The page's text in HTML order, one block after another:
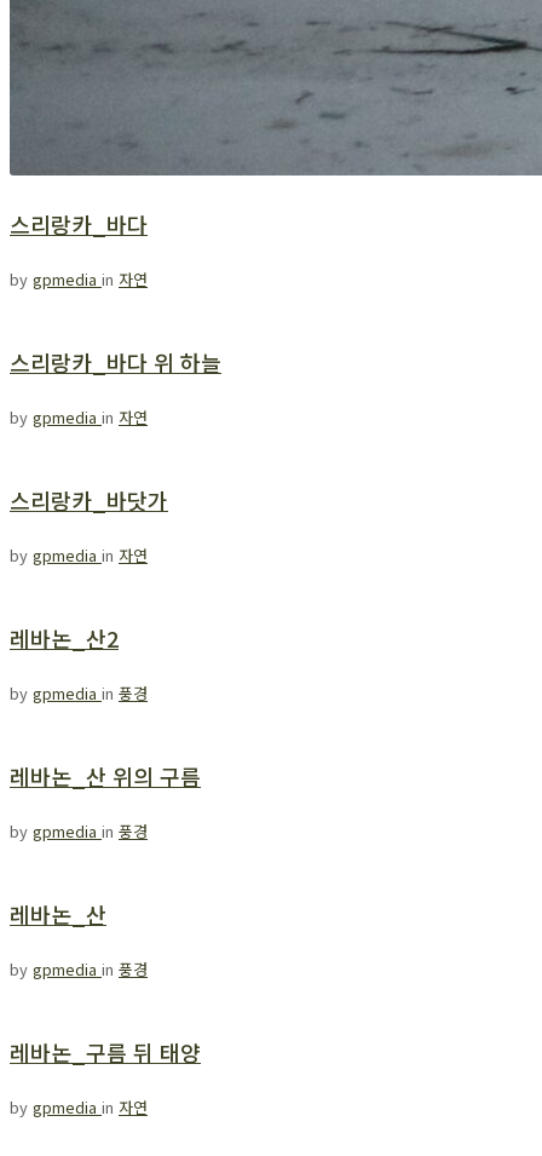
스리랑카_바다
by gpmedia in 자연
스리랑카_바다 위 하늘
by gpmedia in 자연
스리랑카_바닷가
by gpmedia in 자연
레바논_산2
by gpmedia in 풍경
레바논_산 위의 구름
by gpmedia in 풍경
레바논_산
by gpmedia in 풍경
레바논_구름 뒤 태양
by gpmedia in 자연